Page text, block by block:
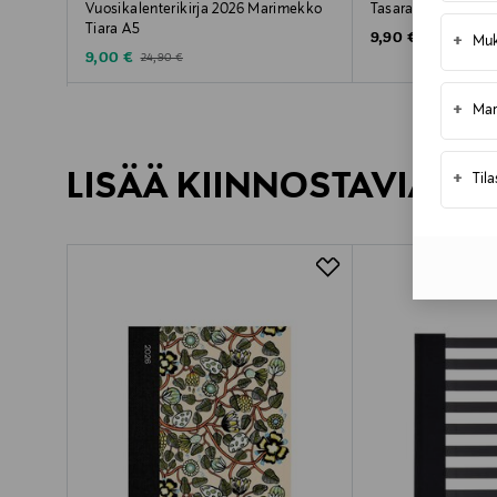
+
+
+
Vuosikalenterikirja 2026 Marimekko
Tiara A5
Discounted Price
9,00 € Original Price
24,90 €
Tasaraita-
Original Price
9,90 €
LISÄÄ KIINNOSTAVIA